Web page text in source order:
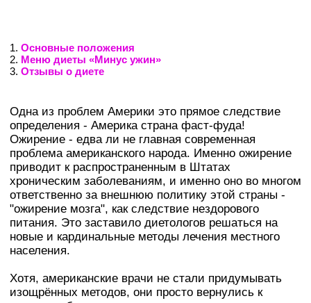
1. Основные положения
2. Меню диеты «Минус ужин»
3. Отзывы о диете
Одна из проблем Америки это прямое следствие
определения - Америка страна фаст-фуда!
Ожирение - едва ли не главная современная
проблема американского народа. Именно ожирение
приводит к распространенным в Штатах
хроническим заболеваниям, и именно оно во многом
ответственно за внешнюю политику этой страны -
"ожирение мозга", как следствие нездорового
питания. Это заставило диетологов решаться на
новые и кардинальные методы лечения местного
населения.
Хотя, американские врачи не стали придумывать
изощрённых методов, они просто вернулись к